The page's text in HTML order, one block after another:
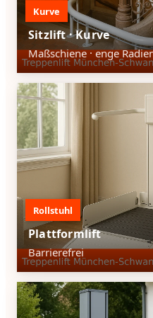
Kurve
Sitzlift · Kurve
Maßschiene · enge
Rollstuhl
Plattformlift
Barrierefrei